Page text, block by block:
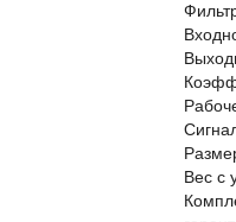
Вес с